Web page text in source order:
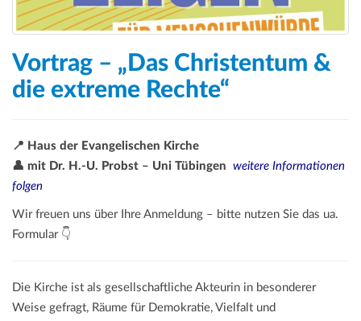
Vortrag – „Das Christentum &
die extreme Rechte“
📍 Haus der Evangelischen Kirche
👤 mit Dr. H.-U. Probst – Uni Tübingen weitere Informationen
folgen
Wir freuen uns über Ihre Anmeldung – bitte nutzen Sie das ua.
Formular 👇
Die Kirche ist als gesellschaftliche Akteurin in besonderer
Weise gefragt, Räume für Demokratie, Vielfalt und